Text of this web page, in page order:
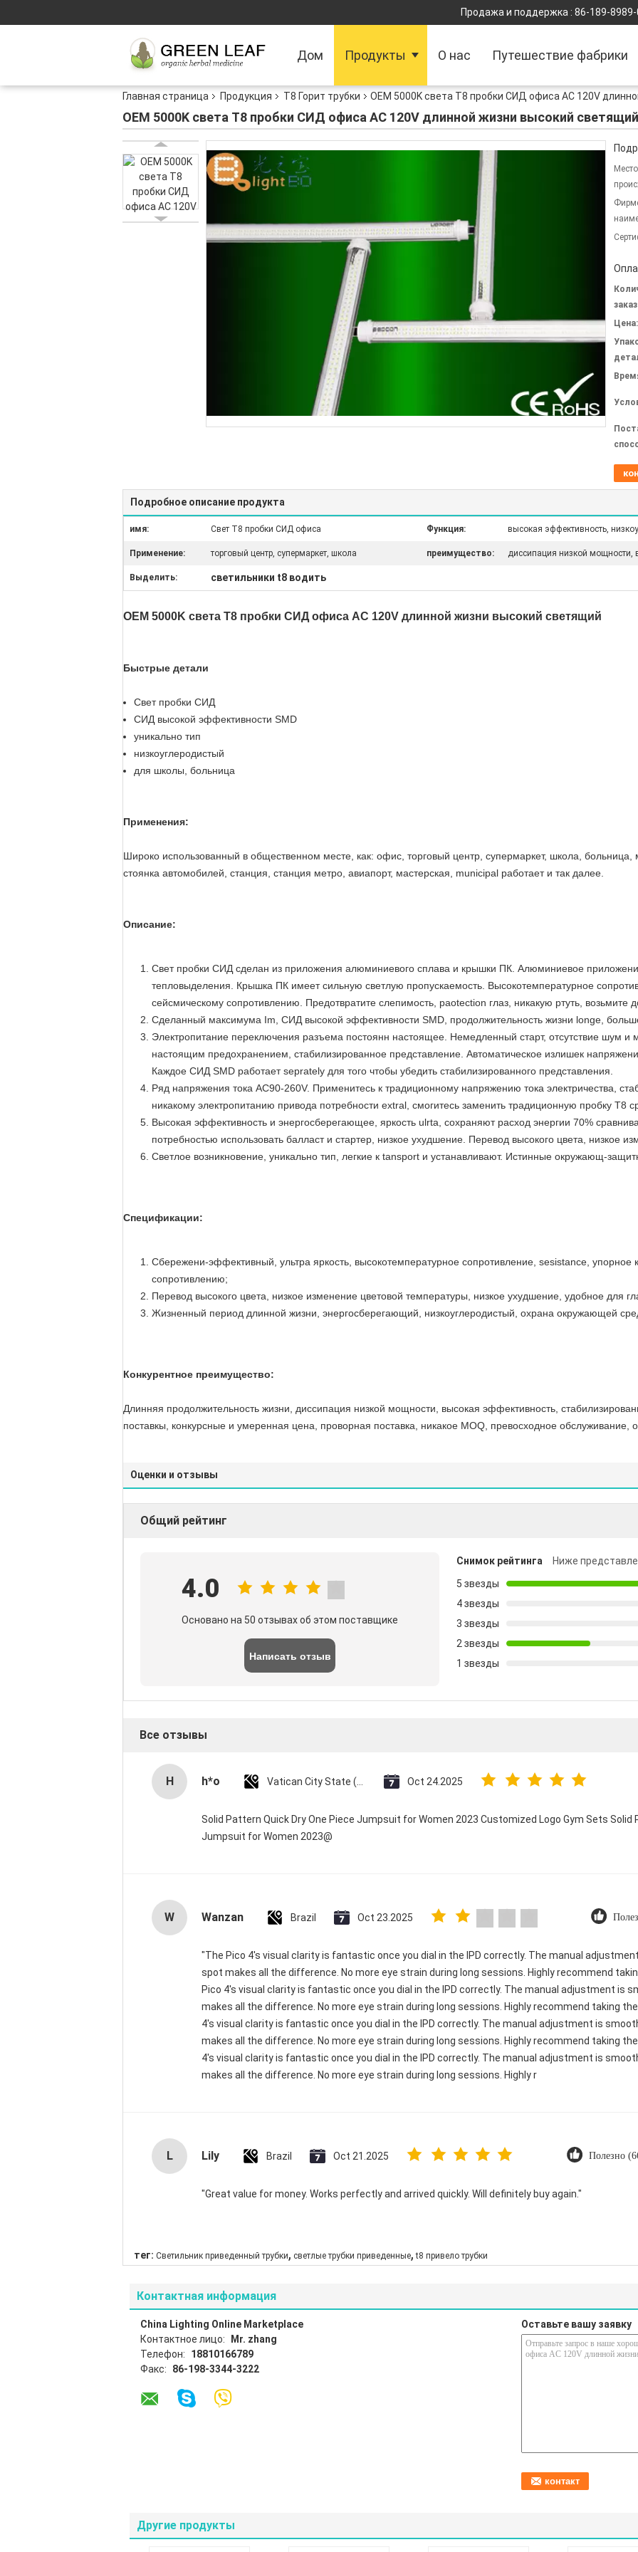
Продажа и поддержка : 86-189-
Дом Продукты О нас Путешествие фабрики
Главная страница Продукция T8 Горит трубки OEM 5000K света T8 пробки СИД офиса AC 120V
OEM 5000K света T8 пробки СИД офиса AC 120V длинной жизни высокий светящий
Место
Цена:
Подробное описание продукта
имя: Свет T8 пробки СИД офиса Функция: высокая эффективность,
Применение: торговый центр, супермаркет, школа преимущество: диссипация низкой мощности,
Выделить: светильники t8 водить
OEM 5000K света T8 пробки СИД офиса AC 120V длинной жизни высокий светящий
Быстрые детали
Свет пробки СИД
СИД высокой эффективности SMD
уникально тип
низкоуглеродистый
для школы, больница
Применения:
Широко использованный в общественном месте, как: офис, торговый центр, супермаркет, школа, больница,
стоянка автомобилей, станция, станция метро, авиапорт, мастерская, municipal работает и так далее.
Описание:
Свет пробки СИД сделан из приложения алюминиевого сплава и крышки ПК. Алюминиевое
тепловыделения. Крышка ПК имеет сильную светлую пропускаемость. Высокотемпературное
сейсмическому сопротивлению. Предотвратите слепимость, paotection глаз, никакую ртуть, возьмите
Сделанный максимума Im, СИД высокой эффективности SMD, продолжительность жизни longe,
Электропитание переключения разъема постоянн настоящее. Немедленный старт, отсутствие шум и
настоящим предохранением, стабилизированное представление. Автоматическое излишек
Каждое СИД SMD работает seprately для того чтобы убедить стабилизированного представления.
Ряд напряжения тока AC90-260V. Применитесь к традиционному напряжению тока электричества,
никакому электропитанию привода потребности extral, смогитесь заменить традиционную пробку T8
Высокая эффективность и энергосберегающее, яркость ulrta, сохраняют расход энергии 70%
потребностью использовать балласт и стартер, низкое ухудшение. Перевод высокого цвета, низкое
Светлое возникновение, уникально тип, легкие к tansport и устанавливают. Истинные окружающ-
Спецификации:
Сбережени-эффективный, ультра яркость, высокотемпературное сопротивление, sesistance, упорное
сопротивлению;
Перевод высокого цвета, низкое изменение цветовой температуры, низкое ухудшение, удобное для
Жизненный период длинной жизни, энергосберегающий, низкоуглеродистый, охрана окружающей
Конкурентное преимущество:
Длинняя продолжительность жизни, диссипация низкой мощности, высокая эффективность,
поставкы, конкурсные и умеренная цена, проворная поставка, никакое MOQ, превосходное
Оценки и отзывы
Общий рейтинг
4.0
Основано на 50 отзывах об этом поставщике
Написать отзыв
Снимок рейтинга
Ниже
5 звезды
4 звезды
3 звезды
2 звезды
1 звезды
Все отзывы
H h*o Oct 24.2025
Solid Pattern Quick Dry One Piece Jumpsuit for Women 2023 Customized Logo Gym Sets Solid
Jumpsuit for Women 2023@
W Wanzan Brazil Oct 23.2025
"The Pico 4's visual clarity is fantastic once you dial in the IPD correctly. The manual
spot makes all the difference. No more eye strain during long sessions. Highly recommend
Pico 4's visual clarity is fantastic once you dial in the IPD correctly. The manual adjustment is
makes all the difference. No more eye strain during long sessions. Highly recommend taking
4's visual clarity is fantastic once you dial in the IPD correctly. The manual adjustment is
makes all the difference. No more eye strain during long sessions. Highly recommend taking
4's visual clarity is fantastic once you dial in the IPD correctly. The manual adjustment is
makes all the difference. No more eye strain during long sessions. Highly r
L Lily Brazil Oct 21.2025 Полезно
"Great value for money. Works perfectly and arrived quickly. Will definitely buy again."
тег: Светильник приведенный трубки, светлые трубки приведенные, t8 привело трубки
Контактная информация
China Lighting Online Marketplace
Контактное лицо:
Mr. zhang
Телефон:
18810166789
Факс:
86-198-3344-3222
Оставьте вашу заявку
Другие продукты